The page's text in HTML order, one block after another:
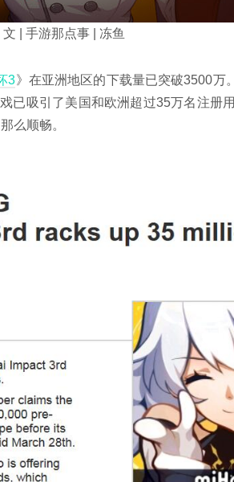
文 | 手游那点事 | 冻鱼
3》在亚洲地区的下载量已突破3500万。
已吸引了美国和欧洲超过35万名注册
么顺畅。